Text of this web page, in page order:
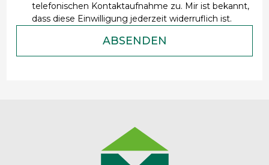
telefonischen Kontaktaufnahme zu. Mir ist bekannt,
dass diese Einwilligung jederzeit widerruflich ist.